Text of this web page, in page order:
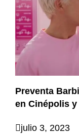
Preventa
en Cinépolis y
julio 3, 2023